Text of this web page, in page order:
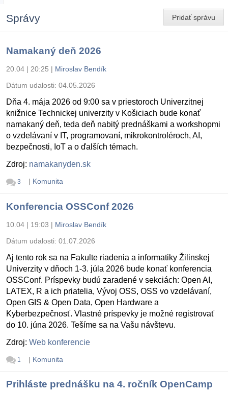
Pridať správu
Správy
Namakaný deň 2026
20.04 | 20:25 | Miroslav Bendík
Dátum udalosti: 04.05.2026
Dňa 4. mája 2026 od 9:00 sa v priestoroch Univerzitnej
knižnice Technickej univerzity v Košiciach bude konať
namakaný deň, teda deň nabitý prednáškami a workshopmi
o vzdelávaní v IT, programovaní, mikrokontroléroch, AI,
bezpečnosti, IoT a o ďalších témach.
Zdroj: namakanyden.sk
3 | Komunita
Konferencia OSSConf 2026
10.04 | 19:03 | Miroslav Bendík
Dátum udalosti: 01.07.2026
Aj tento rok sa na Fakulte riadenia a informatiky Žilinskej
Univerzity v dňoch 1-3. júla 2026 bude konať konferencia
OSSConf. Príspevky budú zaradené v sekciách: Open AI,
LATEX, R a ich priatelia, Vývoj OSS, OSS vo vzdelávaní,
Open GIS & Open Data, Open Hardware a
Kyberbezpečnosť. Vlastné príspevky je možné registrovať
do 10. júna 2026. Tešíme sa na Vašu návštevu.
Zdroj: Web konferencie
1 | Komunita
Prihláste prednášku na 4. ročník OpenCamp